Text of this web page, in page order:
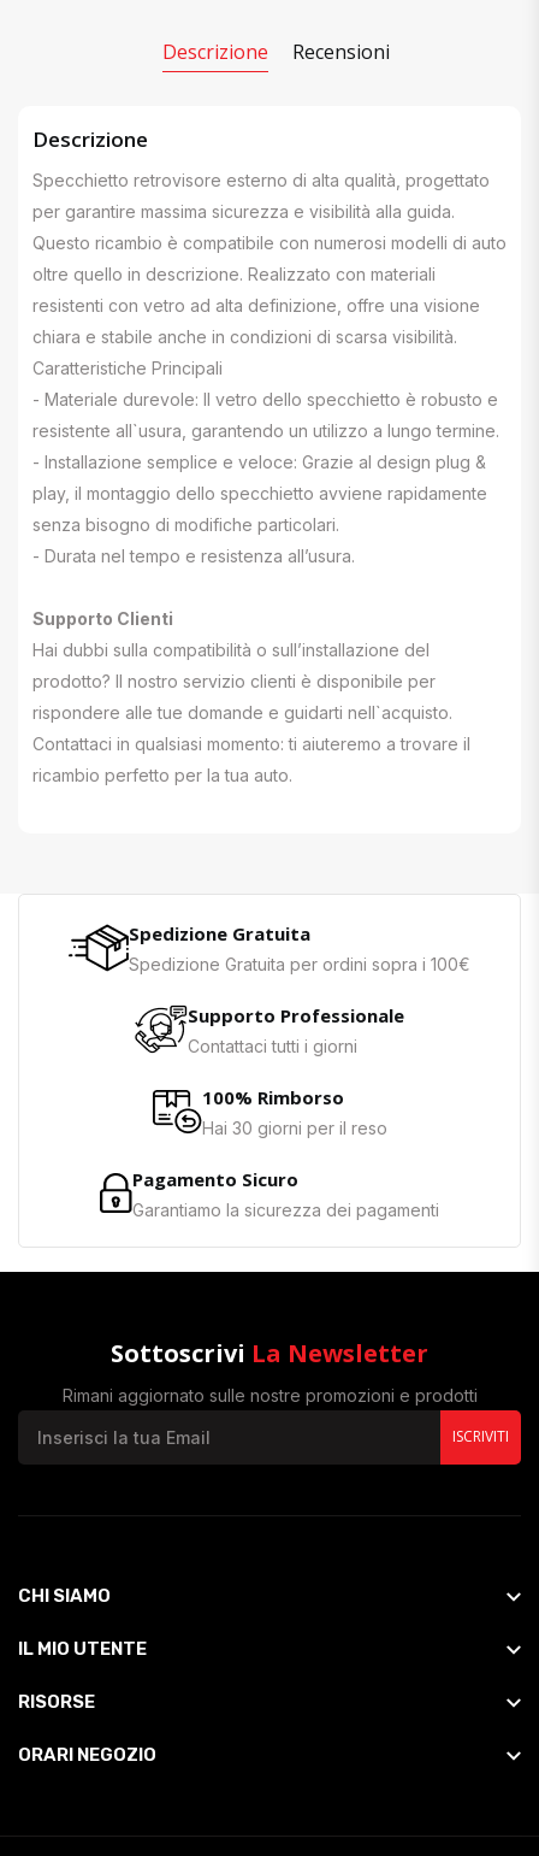
Descrizione Recensioni
Descrizione
Specchietto retrovisore esterno di alta qualità, progettato
per garantire massima sicurezza e visibilità alla guida.
Questo ricambio è compatibile con numerosi modelli di auto
oltre quello in descrizione. Realizzato con materiali
resistenti con vetro ad alta definizione, offre una visione
chiara e stabile anche in condizioni di scarsa visibilità.
Caratteristiche Principali
- Materiale durevole: Il vetro dello specchietto è robusto e
resistente all`usura, garantendo un utilizzo a lungo termine.
- Installazione semplice e veloce: Grazie al design plug &
play, il montaggio dello specchietto avviene rapidamente
senza bisogno di modifiche particolari.
- Durata nel tempo e resistenza all’usura.
Supporto Clienti
Hai dubbi sulla compatibilità o sull’installazione del
prodotto? Il nostro servizio clienti è disponibile per
rispondere alle tue domande e guidarti nell`acquisto.
Contattaci in qualsiasi momento: ti aiuteremo a trovare il
ricambio perfetto per la tua auto.
Spedizione Gratuita
Spedizione Gratuita per ordini sopra i 100€
Supporto Professionale
Contattaci tutti i giorni
100% Rimborso
Hai 30 giorni per il reso
Pagamento Sicuro
Garantiamo la sicurezza dei pagamenti
Sottoscrivi La Newsletter
Rimani aggiornato sulle nostre promozioni e prodotti
ISCRIVITI
CHI SIAMO
IL MIO UTENTE
RISORSE
ORARI NEGOZIO